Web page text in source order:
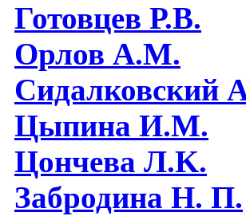
Готовцев Р.В.
Орлов А.М.
Сидалковский
Цыпина И.М.
Цончева Л.K.
Забродина Н. П.